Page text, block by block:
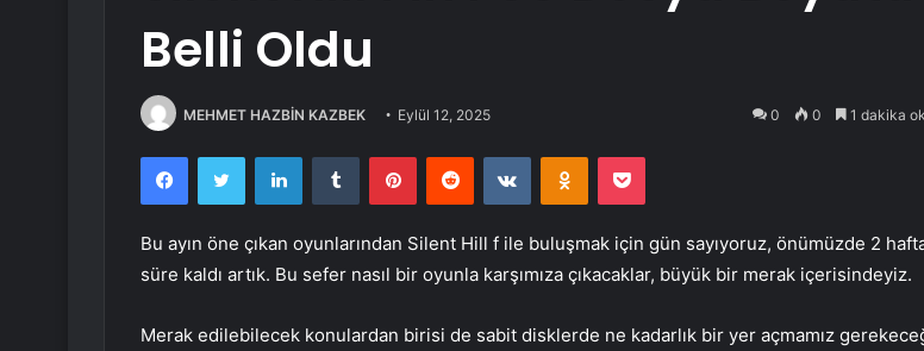
Belli Oldu
MEHMET HAZBİN KAZBEK Eylül 12, 2025 0 0 1 dakika
FacebookTwitter LinkedInTumblr PinterestReddit VKontakteOdnoklassniki
Pocket
Bu ayın öne çıkan oyunlarından Silent Hill f ile buluşmak için gün sayıyoruz, önümüzde 2
süre kaldı artık. Bu sefer nasıl bir oyunla karşımıza çıkacaklar, büyük bir merak içerisindeyiz.
Merak edilebilecek konulardan birisi de sabit disklerde ne kadarlık bir yer açmamız